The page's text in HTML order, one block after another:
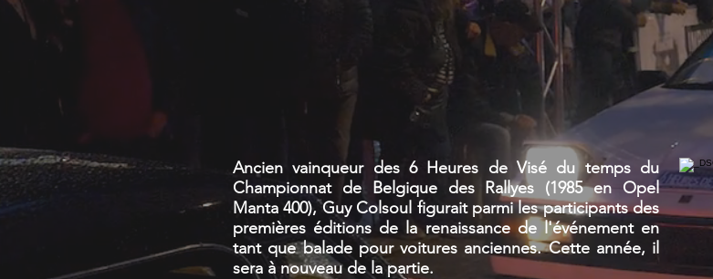
Ancien vainqueur des 6 Heures de Visé du temps du
Championnat de Belgique des Rallyes (1985 en Opel
Manta 400), Guy Colsoul figurait parmi les participants des
premières éditions de la renaissance de l'événement en
tant que balade pour voitures anciennes. Cette année, il
sera à nouveau de la partie.